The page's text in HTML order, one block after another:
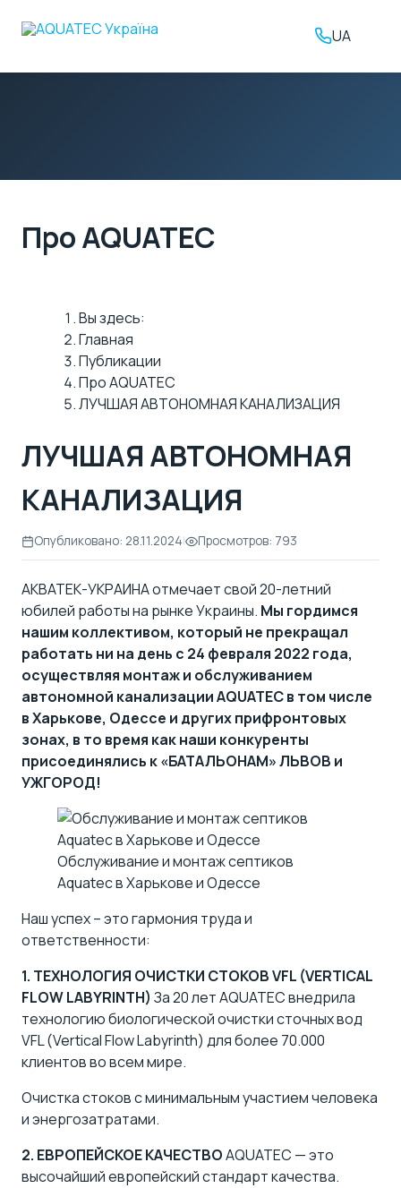
UA
Про AQUATEC
Вы здесь:
Главная
Публикации
Про AQUATEC
ЛУЧШАЯ АВТОНОМНАЯ КАНАЛИЗАЦИЯ
ЛУЧШАЯ АВТОНОМНАЯ
КАНАЛИЗАЦИЯ
Опубликовано: 28.11.2024| Просмотров: 793
АКВАТЕК-УКРАИНА отмечает свой 20-летний
юбилей работы на рынке Украины. Мы гордимся
нашим коллективом, который не прекращал
работать ни на день с 24 февраля 2022 года,
осуществляя монтаж и обслуживанием
автономной канализации AQUATECв том числе
в Харькове, Одессе и других прифронтовых
зонах, в то время как наши конкуренты
присоединялись к «БАТАЛЬОНАМ» ЛЬВОВ и
УЖГОРОД!
Обслуживание и монтаж септиков
Aquatec в Харькове и Одессе
Наш успех – это гармония труда и
ответственности:
1. ТЕХНОЛОГИЯ ОЧИСТКИ СТОКОВ VFL (VERTICAL
FLOW LABYRINTH) За 20 лет AQUATEC внедрила
технологию биологической очистки сточных вод
VFL(Vertical Flow Labyrinth) для более 70.000
клиентов во всем мире.
Очистка стоков с минимальным участием человека
и энергозатратами.
2. ЕВРОПЕЙСКОЕ КАЧЕСТВОAQUATEC — это
высочайший европейский стандарт качества.